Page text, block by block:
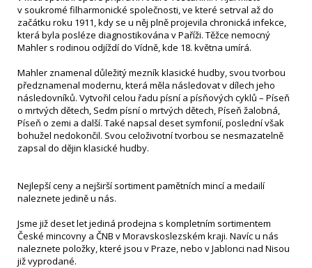
v soukromé filharmonické společnosti, ve které setrval až do
začátku roku 1911, kdy se u něj plně projevila chronická infekce,
která byla posléze diagnostikována v Paříži. Těžce nemocný
Mahler s rodinou odjíždí do Vídně, kde 18. května umírá.
Mahler znamenal důležitý mezník klasické hudby, svou tvorbou
předznamenal modernu, která měla následovat v dílech jeho
následovníků. Vytvořil celou řadu písní a písňových cyklů – Píseň
o mrtvých dětech, Sedm písní o mrtvých dětech, Píseň žalobná,
Píseň o zemi a další. Také napsal deset symfonií, poslední však
bohužel nedokončil. Svou celoživotní tvorbou se nesmazatelně
zapsal do dějin klasické hudby.
Nejlepší ceny a nejširší sortiment pamětních mincí a medailí
naleznete jedině u nás.
Jsme již deset let jediná prodejna s kompletním sortimentem
České mincovny a ČNB v Moravskoslezském kraji. Navíc u nás
naleznete položky, které jsou v Praze, nebo v Jablonci nad Nisou
již vyprodané.